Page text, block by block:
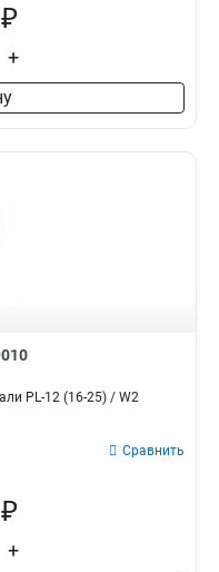
+
PL-12 (16-25) / W2
Сравнить
+